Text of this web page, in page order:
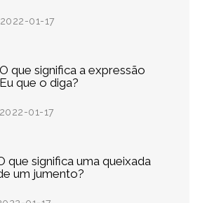
2022-01-17
O que significa a expressão
Eu que o diga?
2022-01-17
que significa uma queixada
um jumento?